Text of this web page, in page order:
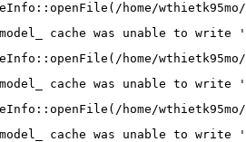
home/wthietk95mo/
cache was unable to
home/wthietk95mo/
cache was unable to
home/wthietk95mo/
cache was unable to